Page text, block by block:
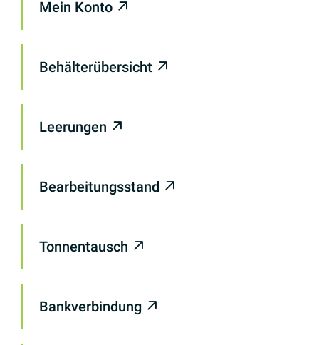
Mein Konto
Behälterübersicht
Leerungen
Bearbeitungsstand
Tonnentausch
Bankverbindung